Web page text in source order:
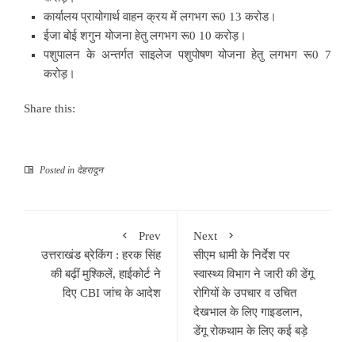
कार्यालय प्रायोगार्थ वाहन क्रय में लगभग रू0 13 करोड।
ईजा बोई शगुन योजना हेतु लगभग रू0 10 करोड़।
पशुपालन के अन्तर्गत साइलेज पशुपोषण योजना हेतु लगभग रू0 7
करोड़।
Share this:
Posted in देहरादून
Prev
उत्तराखंड ब्रेकिंग : हरक सिंह
की बढ़ीं मुश्किलें, हाईकोर्ट ने
दिए CBI जांच के आदेश
Next
सीएम धामी के निर्देश पर
स्वास्थ्य विभाग ने जारी की डेंगू
रोगियों के उपचार व उचित
देखभाल के लिए गाइडलान,
डेंगू रोकथाम के लिए कई बड़े